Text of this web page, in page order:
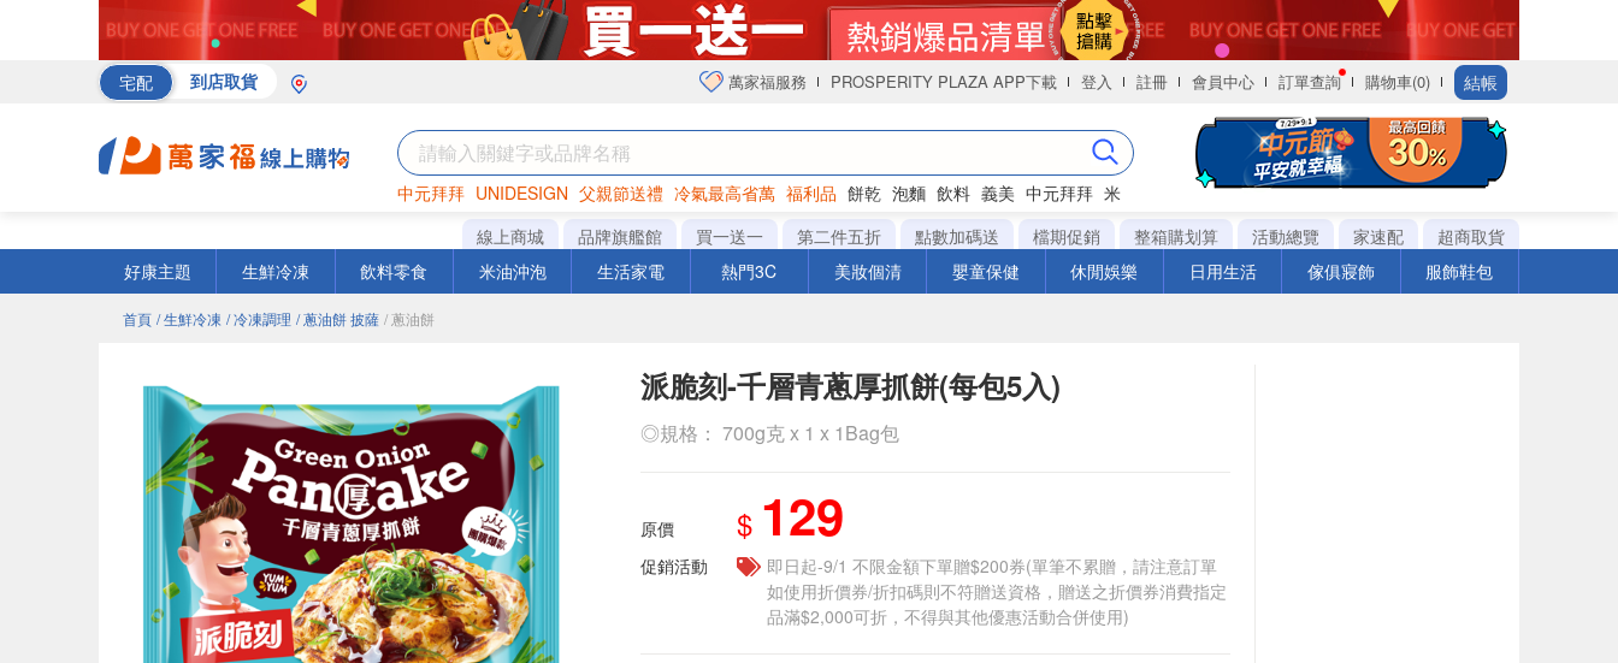
宅配 到店取貨 萬家福服務 PROSPERITY PLAZA APP下載 登入 註冊 會員中心 訂單查詢 購物車(0) 結帳
中元拜拜 UNIDESIGN 父親節送禮 冷氣最高省萬 福利品 餅乾 泡麵 飲料 義美 中元拜拜 米
海苔 巧克力 衛生紙
線上商城 品牌旗艦館 買一送一 第二件五折 點數加碼送 檔期促銷 整箱購划算 活動總覽 家速配
超商取貨
好康主題
生鮮冷凍 飲料零食 米油沖泡 生活家電 熱門3C 美妝個清 嬰童保健 休閒娛樂 日用生活 傢俱寢飾 服飾鞋包
首頁 / 生鮮冷凍 / 冷凍調理 / 蔥油餅 披薩 / 蔥油餅
派脆刻-千層青蔥厚抓餅(每包5入)
◎規格： 700g克 x 1 x 1Bag包
原價 $ 129
促銷活動
即日起-9/1 不限金額下單贈$200券(單筆不累贈，請注意訂單
如使用折價券/折扣碼則不符贈送資格，贈送之折價券消費指定
品滿$2,000可折，不得與其他優惠活動合併使用)